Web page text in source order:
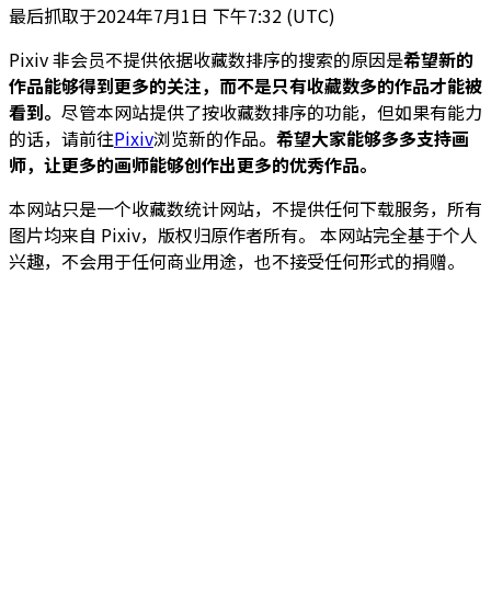
最后抓取于2024年7月1日 下午7:32 (UTC)
Pixiv 非会员不提供依据收藏数排序的搜索的原因是希望新的
作品能够得到更多的关注，而不是只有收藏数多的作品才能被
看到。 尽管本网站提供了按收藏数排序的功能，但如果有能力
的话，请前往Pixiv浏览新的作品。 希望大家能够多多支持画
师，让更多的画师能够创作出更多的优秀作品。
本网站只是一个收藏数统计网站，不提供任何下载服务，所有
图片均来自 Pixiv，版权归原作者所有。 本网站完全基于个人
兴趣，不会用于任何商业用途，也不接受任何形式的捐赠。